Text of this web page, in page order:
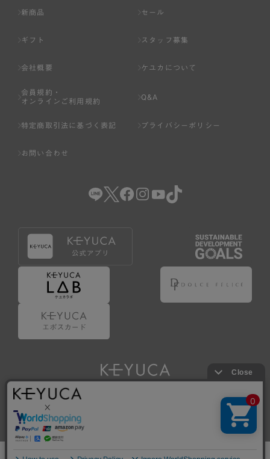
新商品 セール
ギフト スタッフ募集
会社概要 ケユカについて
会員規約・
オンラインご利用規約
Q&A
特定商取引法に基づく表記 プライバシーポリシー
お問い合わせ
Copyright © KAWAJUN Co., Ltd. All Rights Reserved.